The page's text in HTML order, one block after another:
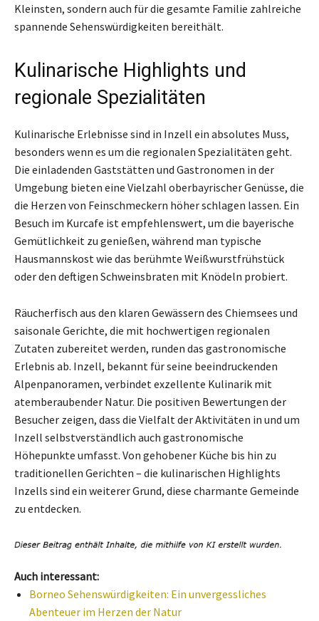
Kleinsten, sondern auch für die gesamte Familie zahlreiche
spannende Sehenswürdigkeiten bereithält.
Kulinarische Highlights und
regionale Spezialitäten
Kulinarische Erlebnisse sind in Inzell ein absolutes Muss,
besonders wenn es um die regionalen Spezialitäten geht.
Die einladenden Gaststätten und Gastronomen in der
Umgebung bieten eine Vielzahl oberbayrischer Genüsse, die
die Herzen von Feinschmeckern höher schlagen lassen. Ein
Besuch im Kurcafe ist empfehlenswert, um die bayerische
Gemütlichkeit zu genießen, während man typische
Hausmannskost wie das berühmte Weißwurstfrühstück
oder den deftigen Schweinsbraten mit Knödeln probiert.
Räucherfisch aus den klaren Gewässern des Chiemsees und
saisonale Gerichte, die mit hochwertigen regionalen
Zutaten zubereitet werden, runden das gastronomische
Erlebnis ab. Inzell, bekannt für seine beeindruckenden
Alpenpanoramen, verbindet exzellente Kulinarik mit
atemberaubender Natur. Die positiven Bewertungen der
Besucher zeigen, dass die Vielfalt der Aktivitäten in und um
Inzell selbstverständlich auch gastronomische
Höhepunkte umfasst. Von gehobener Küche bis hin zu
traditionellen Gerichten – die kulinarischen Highlights
Inzells sind ein weiterer Grund, diese charmante Gemeinde
zu entdecken.
Auch interessant:
Borneo Sehenswürdigkeiten: Ein unvergessliches
Abenteuer im Herzen der Natur